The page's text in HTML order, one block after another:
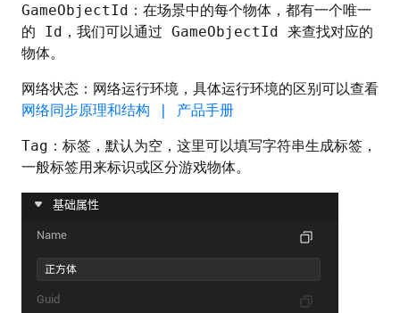
GameObjectId：在场景中的每个物体，都有一个唯一
的 Id，我们可以通过 GameObjectId 来查找对应的
物体。
网络状态：网络运行环境，具体运行环境的区别可以查看
网络同步原理和结构 | 产品手册
Tag：标签，默认为空，这里可以填写字符串生成标签，
一般标签用来标识或区分游戏物体。